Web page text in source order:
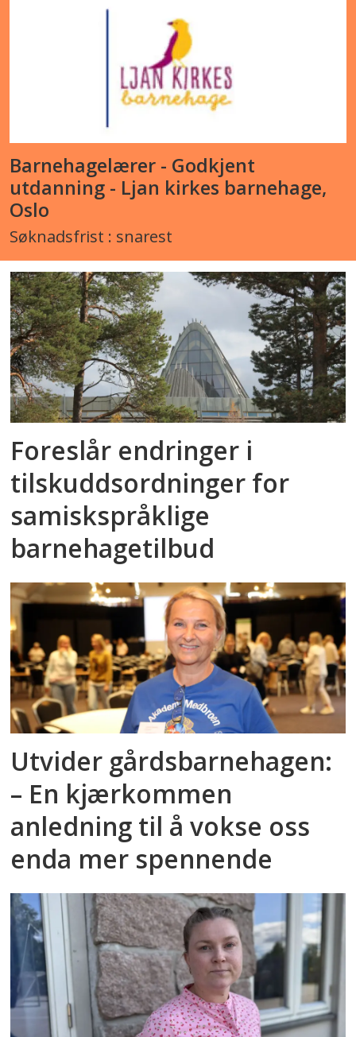
Barnehagelærer - Godkjent
utdanning - Ljan kirkes barnehage,
Oslo
Søknadsfrist : snarest
Foreslår endringer i
tilskuddsordninger for
samiskspråklige
barnehagetilbud
Utvider gårdsbarnehagen:
– En kjærkommen
anledning til å vokse oss
enda mer spennende